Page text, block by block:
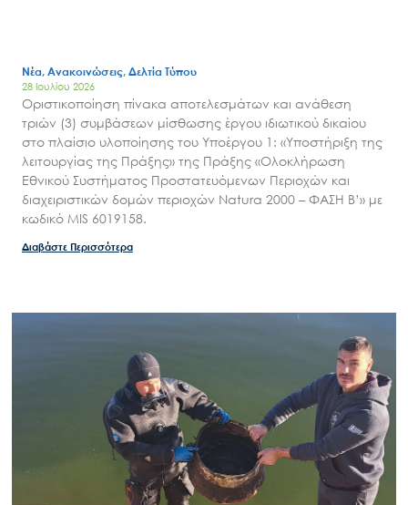
Νέα, Ανακοινώσεις, Δελτία Τύπου
28 Ιουλίου 2026
Οριστικοποίηση πίνακα αποτελεσμάτων και ανάθεση
τριών (3) συμβάσεων μίσθωσης έργου ιδιωτικού δικαίου
στο πλαίσιο υλοποίησης του Υποέργου 1: «Υποστήριξη της
λειτουργίας της Πράξης» της Πράξης «Ολοκλήρωση
Εθνικού Συστήματος Προστατευόμενων Περιοχών και
διαχειριστικών δομών περιοχών Natura 2000 – ΦΑΣΗ Β’» με
κωδικό MIS 6019158.
Διαβάστε Περισσότερα